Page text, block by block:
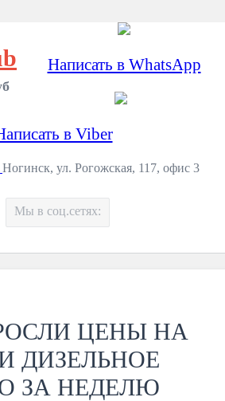
Написать в WhatsApp
в Viber
Ногинск, ул. Рогожская, 117, офис 3
Мы в соц.сетях:
ЦЕНЫ НА
ДИЗЕЛЬНОЕ
ЗА НЕДЕЛЮ